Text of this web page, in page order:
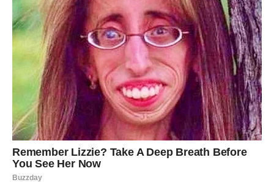
U svetu u kojem je kritika često jača od pohvale, Kejti Peri
ostaje simbol otpornosti i snage. Njena sposobnost da se
suoči sa negativnim komentarima i da nastavi dalje, inspiriše
mnoge da pronađu svoju unutrašnju snagu i veru u sebe. Njen
put nije samo priča o uspehu, već i lekcija o ljudskoj prirodi i
potrebi za samoprihvaćanjem. Kejti Peri, s njenim izazovima i
trijumfima, postavlja važna pitanja o identitetu, umetnosti i ulozi
javnih ličnosti u društvu, čime ostavlja dubok trag u srcima i
umovima svojih obožavalaca.